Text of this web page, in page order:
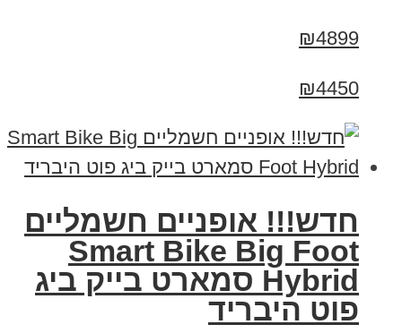
₪4899
₪4450
חדש!!! אופניים חשמליים
Smart Bike Big Foot
Hybrid סמארט בייק ביג
פוט היבריד